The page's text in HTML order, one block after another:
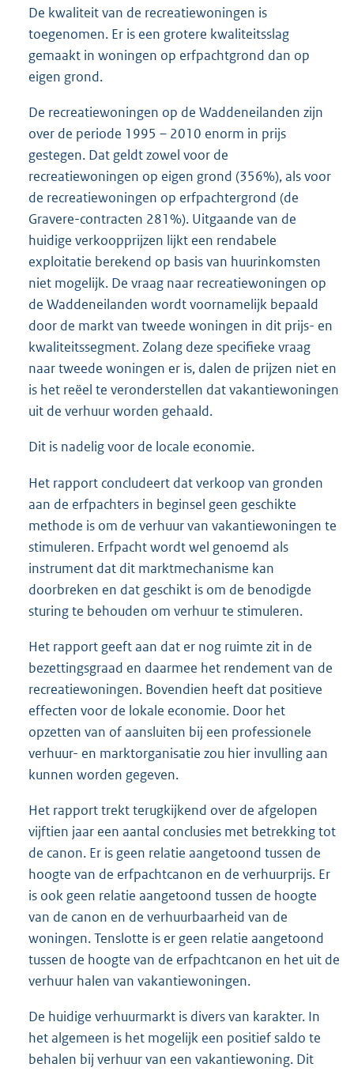
De kwaliteit van de recreatiewoningen is
toegenomen. Er is een grotere kwaliteitsslag
gemaakt in woningen op erfpachtgrond dan op
eigen grond.
De recreatiewoningen op de Waddeneilanden zijn
over de periode 1995 – 2010 enorm in prijs
gestegen. Dat geldt zowel voor de
recreatiewoningen op eigen grond (356%), als voor
de recreatiewoningen op erfpachtergrond (de
Gravere-contracten 281%). Uitgaande van de
huidige verkoopprijzen lijkt een rendabele
exploitatie berekend op basis van huurinkomsten
niet mogelijk. De vraag naar recreatiewoningen op
de Waddeneilanden wordt voornamelijk bepaald
door de markt van tweede woningen in dit prijs- en
kwaliteitssegment. Zolang deze specifieke vraag
naar tweede woningen er is, dalen de prijzen niet en
is het reëel te veronderstellen dat vakantiewoningen
uit de verhuur worden gehaald.
Dit is nadelig voor de locale economie.
Het rapport concludeert dat verkoop van gronden
aan de erfpachters in beginsel geen geschikte
methode is om de verhuur van vakantiewoningen te
stimuleren. Erfpacht wordt wel genoemd als
instrument dat dit marktmechanisme kan
doorbreken en dat geschikt is om de benodigde
sturing te behouden om verhuur te stimuleren.
Het rapport geeft aan dat er nog ruimte zit in de
bezettingsgraad en daarmee het rendement van de
recreatiewoningen. Bovendien heeft dat positieve
effecten voor de lokale economie. Door het
opzetten van of aansluiten bij een professionele
verhuur- en marktorganisatie zou hier invulling aan
kunnen worden gegeven.
Het rapport trekt terugkijkend over de afgelopen
vijftien jaar een aantal conclusies met betrekking tot
de canon. Er is geen relatie aangetoond tussen de
hoogte van de erfpachtcanon en de verhuurprijs. Er
is ook geen relatie aangetoond tussen de hoogte
van de canon en de verhuurbaarheid van de
woningen. Tenslotte is er geen relatie aangetoond
tussen de hoogte van de erfpachtcanon en het uit de
verhuur halen van vakantiewoningen.
De huidige verhuurmarkt is divers van karakter. In
het algemeen is het mogelijk een positief saldo te
behalen bij verhuur van een vakantiewoning. Dit